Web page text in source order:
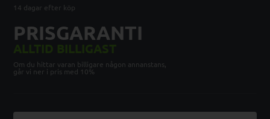
14 dagar efter köp
PRISGARANTI
ALLTID BILLIGAST
Om du hittar varan billigare någon annanstans,
går vi ner i pris med 10%